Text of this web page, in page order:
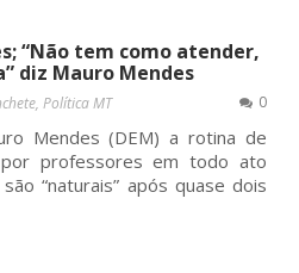
“Não tem como atender,
diz Mauro Mendes
, Política MT 0
Mendes (DEM) a rotina de
professores em todo ato
“naturais” após quase dois